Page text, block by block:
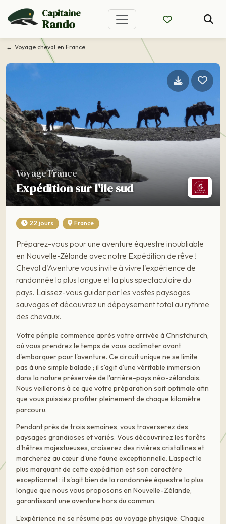
Capitaine
Rando
Voyage cheval en France
Voyage France
Expédition sur l'ile sud
22 jours France
Préparez-vous pour une aventure équestre inoubliable
en Nouvelle-Zélande avec notre Expédition de rêve !
Cheval d'Aventure vous invite à vivre l'expérience de
randonnée la plus longue et la plus spectaculaire du
pays. Laissez-vous guider par les vastes paysages
sauvages et découvrez un dépaysement total au rythme
des chevaux.
Votre périple commence après votre arrivée à Christchurch,
où vous prendrez le temps de vous acclimater avant
d'embarquer pour l'aventure. Ce circuit unique ne se limite
pas à une simple balade ; il s'agit d'une véritable immersion
dans la nature préservée de l'arrière-pays néo-zélandais.
Nous veillerons à ce que votre préparation soit optimale afin
que vous puissiez profiter pleinement de chaque kilomètre
parcouru.
Pendant près de trois semaines, vous traverserez des
paysages grandioses et variés. Vous découvrirez les forêts
d'hêtres majestueuses, croiserez des rivières cristallines et
marcherez au cœur d'une faune exceptionnelle. L'aspect le
plus marquant de cette expédition est son caractère
exceptionnel : il s'agit bien de la randonnée équestre la plus
longue que nous vous proposons en Nouvelle-Zélande,
garantissant une aventure hors du commun.
L'expérience ne se résume pas au voyage physique. Chaque